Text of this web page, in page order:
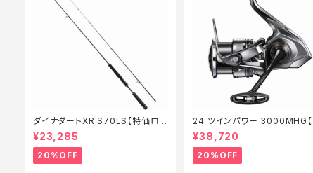
ダイナダートXR S70LS【特価ロッ
ド】【20】
¥23,285
20%OFF
24 ツインパワー 3000MHG【
価リール】【20】
¥38,720
20%OFF